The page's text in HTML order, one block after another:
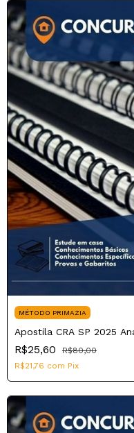
MÉTODO PRIMAZIA
Apostila CRA SP 2025
R$25,60
R$80,00
R$21,76 com Pix